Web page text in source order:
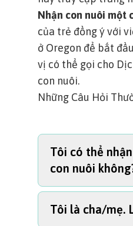
Nhận con nuôi một
của trẻ đồng ý với
ở Oregon để bắt
vị có thể gọi cho
con nuôi.
Những Câu Hỏi
Tôi có thể
con nuôi
Điều đó phụ
Tôi là cha/mẹ.